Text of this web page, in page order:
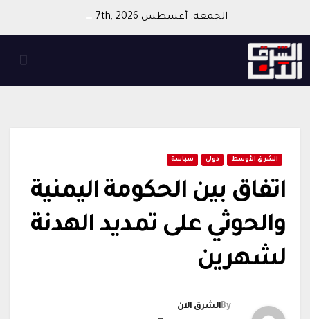
content
الجمعة. أغسطس 7th, 2026
الشرق الأوسط دولي سياسة
اتفاق بين الحكومة اليمنية
والحوثي على تمديد الهدنة
لشهرين
Byالشرق الآن